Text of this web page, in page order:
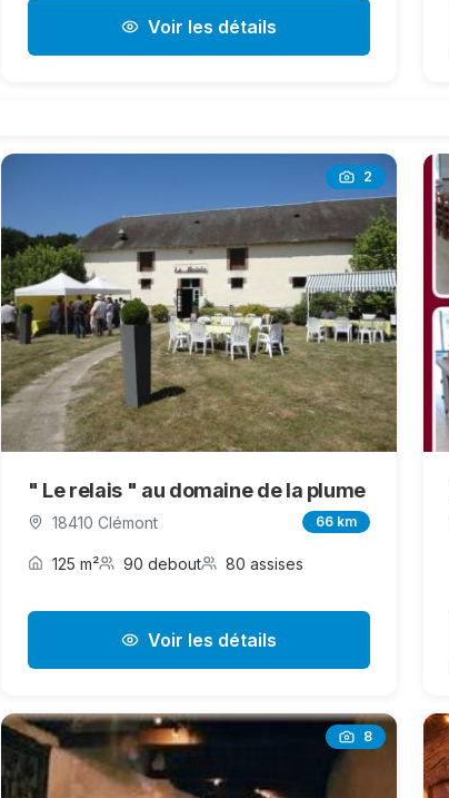
Voir les détails
2
" Le relais " au domaine de la plume
18410 Clémont 66 km
125 m² 90 debout 80 assises
Voir les détails
8